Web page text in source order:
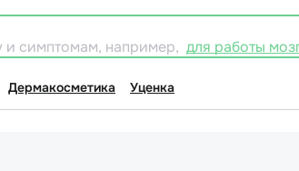
и симптомам, например, для работы
Дермакосметика Уценка